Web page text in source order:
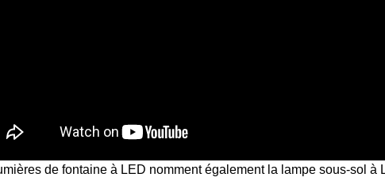
de fontaine à LED nomment également la lampe sous-sol